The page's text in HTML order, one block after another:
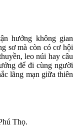
hưởng không gian
sơ mà còn có cơ hội
leo núi hay câu
để đi cùng người
lãng mạn giữa thiên
Thọ.